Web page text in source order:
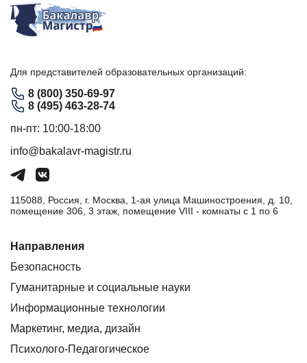
Для представителей образовательных организаций:
8 (800) 350-69-97
8 (495) 463-28-74
пн-пт: 10:00-18:00
info@bakalavr-magistr.ru
115088, Россия, г. Москва, 1-ая улица Машиностроения, д. 10,
помещение 306, 3 этаж, помещение VIII - комнаты с 1 по 6
Направления
Безопасность
Гуманитарные и социальные науки
Информационные технологии
Маркетинг, медиа, дизайн
Психолого-Педагогическое